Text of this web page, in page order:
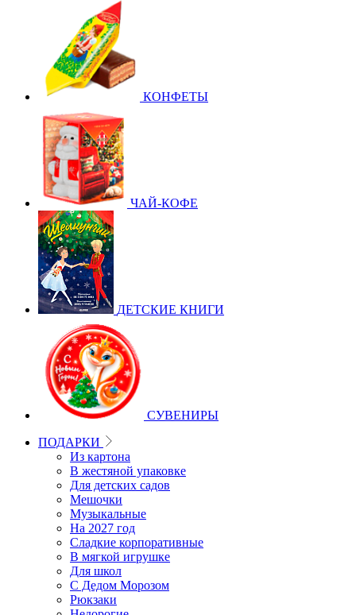
КОНФЕТЫ
ЧАЙ-КОФЕ
ДЕТСКИЕ КНИГИ
СУВЕНИРЫ
ПОДАРКИ
Из картона
В жестяной упаковке
Для детских садов
Мешочки
Музыкальные
На 2027 год
Сладкие корпоративные
В мягкой игрушке
Для школ
С Дедом Морозом
Рюкзаки